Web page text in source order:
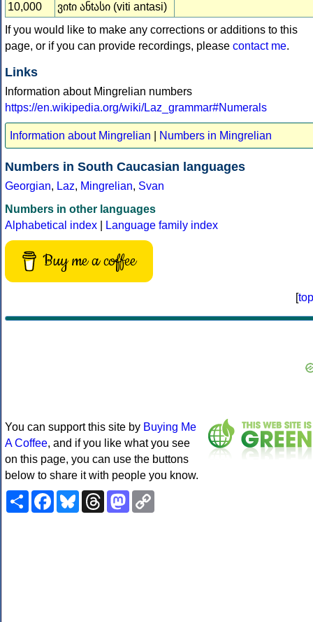
10,000
ვიtი ანtასი (viti antasi)
If you would like to make any corrections or additions to this
page, or if you can provide recordings, please contact me.
Links
Information about Mingrelian numbers
https://en.wikipedia.org/wiki/Laz_grammar#Numerals
Information about Mingrelian Numbers in Mingrelian
Numbers in South Caucasian languages
Georgian, Laz, Mingrelian, Svan
Numbers in other languages
Alphabetical index
Language family index
Buy me a coffee
[top
You can support this site by Buying Me
A Coffee, and if you like what you see
on this page, you can use the buttons
below to share it with people you know.
ShareFacebookBlueskyThreadsMastodon